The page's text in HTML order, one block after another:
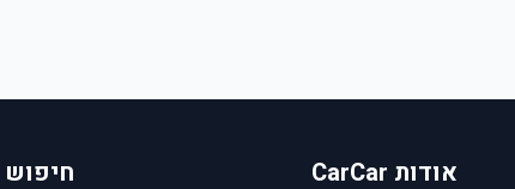
אודות CarCar חיפוש